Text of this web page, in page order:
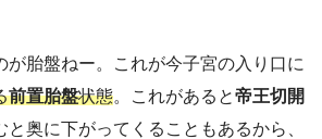
が胎盤ねー。これが今子宮の入り口に
前置胎盤状態。これがあると帝王切開
奥に下がってくることもあるから、